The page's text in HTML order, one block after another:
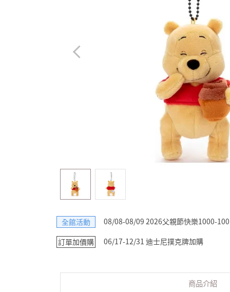
全館活動
08/08-08/09 2026父親節快樂1000-100
訂單加價購
06/17-12/31 迪士尼撲克牌加購
商品介紹